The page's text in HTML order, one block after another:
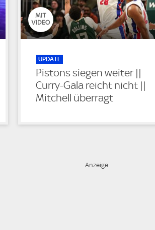
UPDATE
Pistons siegen weiter ||
Curry-Gala reicht nicht ||
Mitchell überragt